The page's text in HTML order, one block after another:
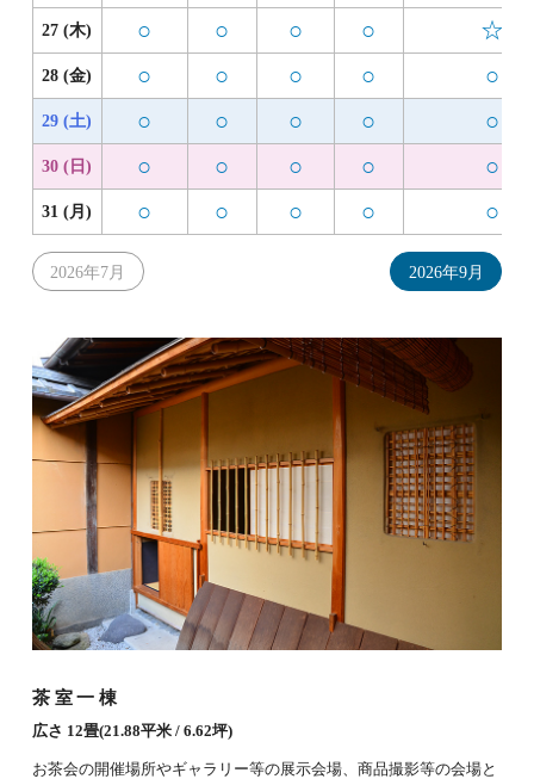
27 (木) ○ ○ ○ ○ ☆
28 (金) ○ ○ ○ ○ ○
29 (土) ○ ○ ○ ○ ○
30 (日) ○ ○ ○ ○ ○
31 (月) ○ ○ ○ ○ ○
2026年7月 2026年9月
茶室一棟
広さ 12畳(21.88平米 / 6.62坪)
お茶会の開催場所やギャラリー等の展示会場、商品撮影等の会場と